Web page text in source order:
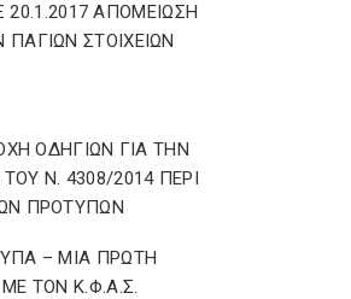
AΠΟΜΕΙΩΣΗ
ΣΤΟΙΧΕΙΩΝ
ΟΔΗΓΙΩΝ ΓΙΑ ΤΗΝ
Ν. 4308/2014 ΠΕΡΙ
ΠΡΟΤΥΠΩΝ
– ΜΙΑ ΠΡΩΤΗ
ΤΟΝ Κ.Φ.Α.Σ.